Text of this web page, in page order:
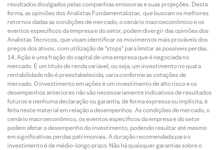
resultados divulgados pelas companhias emissoras e suas projeções. Desta
forma, as opiniões dos Analistas Fundamentalistas, que buscam os melhores
retornos dadas as condições de mercado, o cenário macroeconômico e os
eventos específicos da empresa e do setor, podem divergir das opiniões dos
Analistas Técnicos, que visam identificar os movimentos mais prováveis dos
preços dos ativos, com utilização de “stops” para limitar as possíveis perdas.
Ação é uma fração do capital de uma empresa que é negociada no
mercado. É um título de renda variável, ou seja, um investimento no qual a
rentabilidade não é preestabelecida, varia conforme as cotações de
mercado. O investimento em ações é um investimento de alto risco e os
desempenhos anteriores não são necessariamente indicativos de resultados
futuros e nenhuma declaração ou garantia, de forma expressa ou implícita, é
feita neste material em relação a desempenhos. As condições de mercado, o
cenário macroeconômico, os eventos específicos da empresa e do setor
podem afetar o desempenho do investimento, podendo resultar até mesmo
em significativas perdas patrimoniais. A duração recomendada para o
investimento é de médio-longo prazo. Não há quaisquer garantias sobre o